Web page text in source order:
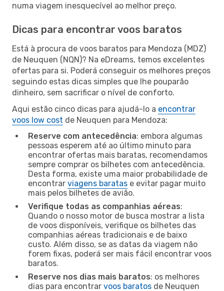
numa viagem inesquecível ao melhor preço.
Dicas para encontrar voos baratos
Está à procura de voos baratos para Mendoza (MDZ)
de Neuquen (NQN)? Na eDreams, temos excelentes
ofertas para si. Poderá conseguir os melhores preços
seguindo estas dicas simples que lhe pouparão
dinheiro, sem sacrificar o nível de conforto.
Aqui estão cinco dicas para ajudá-lo a encontrar
voos low cost de Neuquen para Mendoza:
Reserve com antecedência: embora algumas
pessoas esperem até ao último minuto para
encontrar ofertas mais baratas, recomendamos
sempre comprar os bilhetes com antecedência.
Desta forma, existe uma maior probabilidade de
encontrar viagens baratas e evitar pagar muito
mais pelos bilhetes de avião.
Verifique todas as companhias aéreas:
Quando o nosso motor de busca mostrar a lista
de voos disponíveis, verifique os bilhetes das
companhias aéreas tradicionais e de baixo
custo. Além disso, se as datas da viagem não
forem fixas, poderá ser mais fácil encontrar voos
baratos.
Reserve nos dias mais baratos: os melhores
dias para encontrar voos baratos de Neuquen